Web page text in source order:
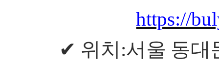
https://
✔ 위치 :서울 동대